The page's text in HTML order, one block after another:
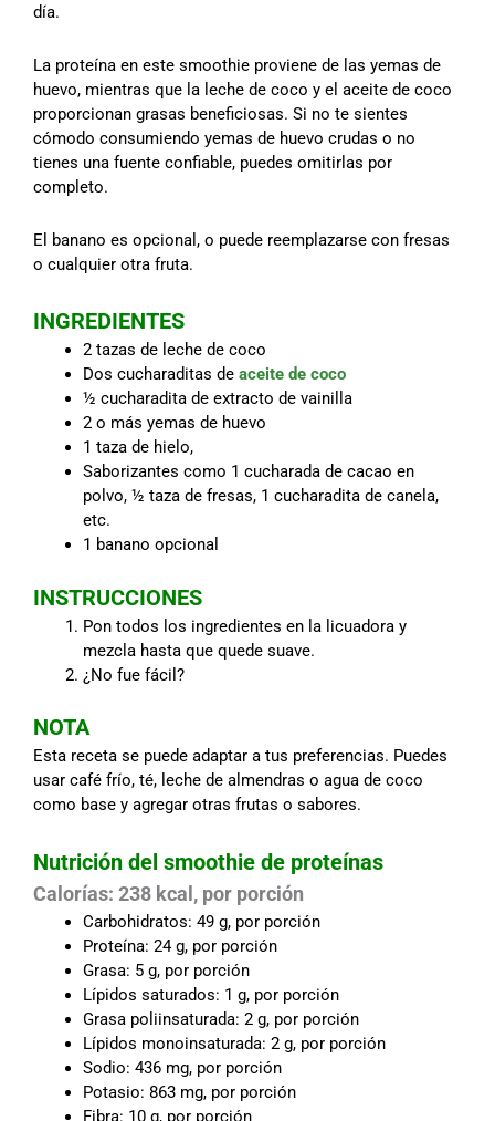
día.
La proteína en este smoothie proviene de las yemas de
huevo, mientras que la leche de coco y el aceite de coco
proporcionan grasas beneficiosas. Si no te sientes
cómodo consumiendo yemas de huevo crudas o no
tienes una fuente confiable, puedes omitirlas por
completo.
El banano es opcional, o puede reemplazarse con fresas
o cualquier otra fruta.
INGREDIENTES
2 tazas de leche de coco
Dos cucharaditas de aceite de coco
½ cucharadita de extracto de vainilla
2 o más yemas de huevo
1 taza de hielo,
Saborizantes como 1 cucharada de cacao en
polvo, ½ taza de fresas, 1 cucharadita de canela,
etc.
1 banano opcional
INSTRUCCIONES
Pon todos los ingredientes en la licuadora y
mezcla hasta que quede suave.
¿No fue fácil?
NOTA
Esta receta se puede adaptar a tus preferencias. Puedes
usar café frío, té, leche de almendras o agua de coco
como base y agregar otras frutas o sabores.
Nutrición del smoothie de proteínas
Calorías: 238 kcal, por porción
Carbohidratos: 49 g, por porción
Proteína: 24 g, por porción
Grasa: 5 g, por porción
Lípidos saturados: 1 g, por porción
Grasa poliinsaturada: 2 g, por porción
Lípidos monoinsaturada: 2 g, por porción
Sodio: 436 mg, por porción
Potasio: 863 mg, por porción
Fibra: 10 g, por porción